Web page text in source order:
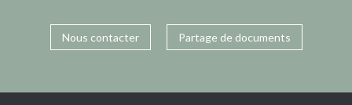
Nous contacter Partage de documents